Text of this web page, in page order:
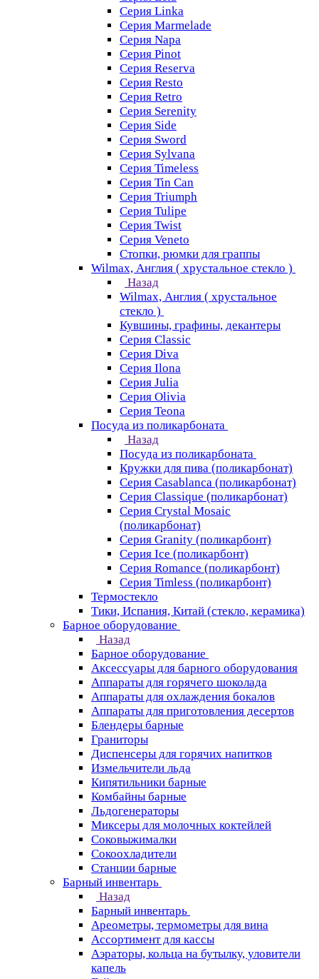
Серия Linka
Серия Marmelade
Серия Napa
Серия Pinot
Серия Reserva
Серия Resto
Серия Retro
Серия Serenity
Серия Side
Серия Sword
Серия Sуlvana
Серия Timeless
Серия Tin Can
Серия Triumph
Серия Tulipe
Серия Twist
Серия Veneto
Стопки, рюмки для граппы
Wilmax, Англия ( хрустальное стекло )
Назад
Wilmax, Англия ( хрустальное
стекло )
Кувшины, графины, декантеры
Серия Classic
Серия Diva
Серия Ilona
Серия Julia
Серия Olivia
Серия Teona
Посуда из поликарбоната
Назад
Посуда из поликарбоната
Кружки для пива (поликарбонат)
Серия Casablanсa (поликарбонат)
Серия Classique (поликарбонат)
Серия Crystal Mosaic
(поликарбонат)
Серия Granity (поликарбонт)
Серия Ice (поликарбонт)
Серия Romance (поликарбонт)
Серия Timless (поликарбонт)
Термостекло
Тики, Испания, Китай (стекло, керамика)
Барное оборудование
Назад
Барное оборудование
Аксессуары для барного оборудования
Аппараты для горячего шоколада
Аппараты для охлаждения бокалов
Аппараты для приготовления десертов
Блендеры барные
Граниторы
Диспенсеры для горячих напитков
Измельчители льда
Кипятильники барные
Комбайны барные
Льдогенераторы
Миксеры для молочных коктейлей
Соковыжималки
Сокоохладители
Станции барные
Барный инвентарь
Назад
Барный инвентарь
Ареометры, термометры для вина
Ассортимент для кассы
Аэраторы, кольца на бутылку, уловители
капель